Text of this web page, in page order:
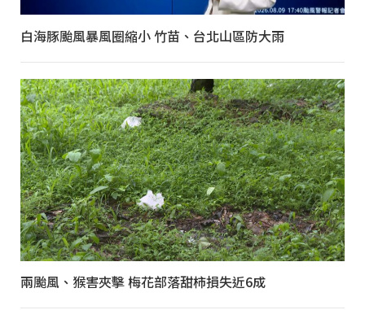
白海豚颱風暴風圈縮小 竹苗、台北山區防大雨
兩颱風、猴害夾擊 梅花部落甜柿損失近6成